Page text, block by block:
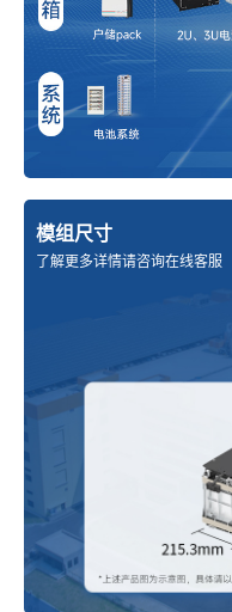
模组尺寸
了解更多详情请咨询在线客服